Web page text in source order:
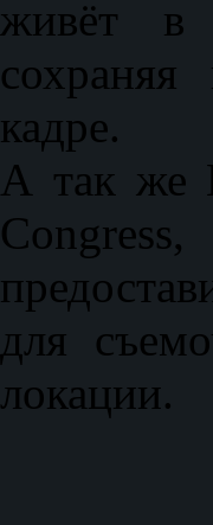
живёт в
кадре.
А так же
для
локации.